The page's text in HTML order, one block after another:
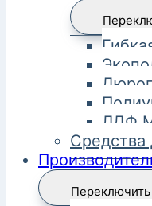
ЛДФ
Средства